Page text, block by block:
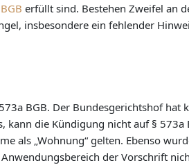
erfüllt sind. Bestehen Zweifel an
insbesondere ein fehlender
BGB. Der Bundesgerichtshof hat
kann die Kündigung nicht auf § 573a
als „Wohnung“ gelten. Ebenso
der Vorschrift